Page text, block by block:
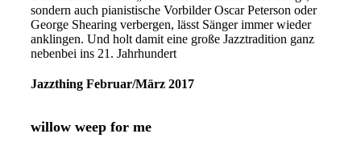
sondern auch pianistische Vorbilder Oscar Peterson oder
George Shearing verbergen, lässt Sänger immer wieder
anklingen. Und holt damit eine große Jazztradition ganz
nebenbei ins 21. Jahrhundert
Jazzthing Februar/März 2017
willow weep for me